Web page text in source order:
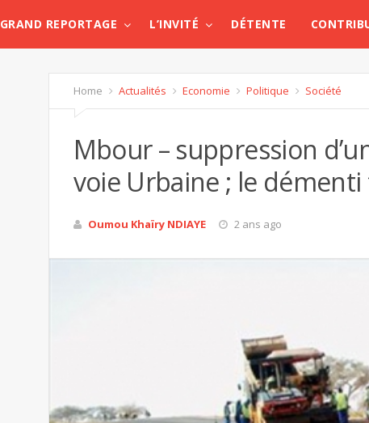
GRAND REPORTAGE L’INVITÉ DÉTENTE
Home Actualités Economie Politique Société
Mbour – suppression
voie Urbaine ; le démenti
Oumou Khaïry NDIAYE 2 ans ago